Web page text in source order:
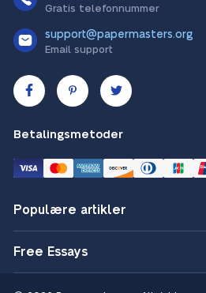
Gratis telefonnummer
support@papermasters.org
Email support
Betalingsmetoder
Populære artikler
Free Essays